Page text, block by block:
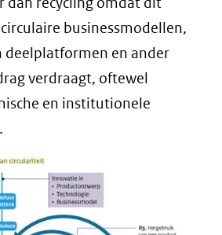
businessmodellen,
deelplatformen en ander
verdraagt, oftewel
en institutionele